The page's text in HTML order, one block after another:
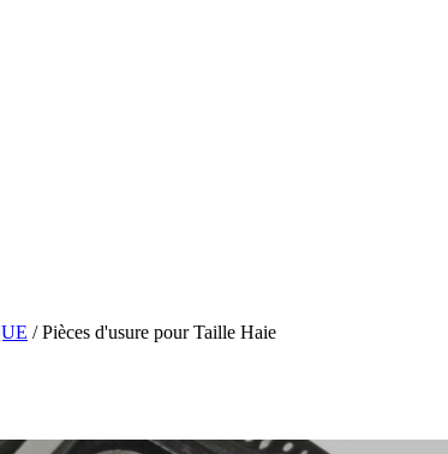
/ Pièces d'usure pour Taille Haie